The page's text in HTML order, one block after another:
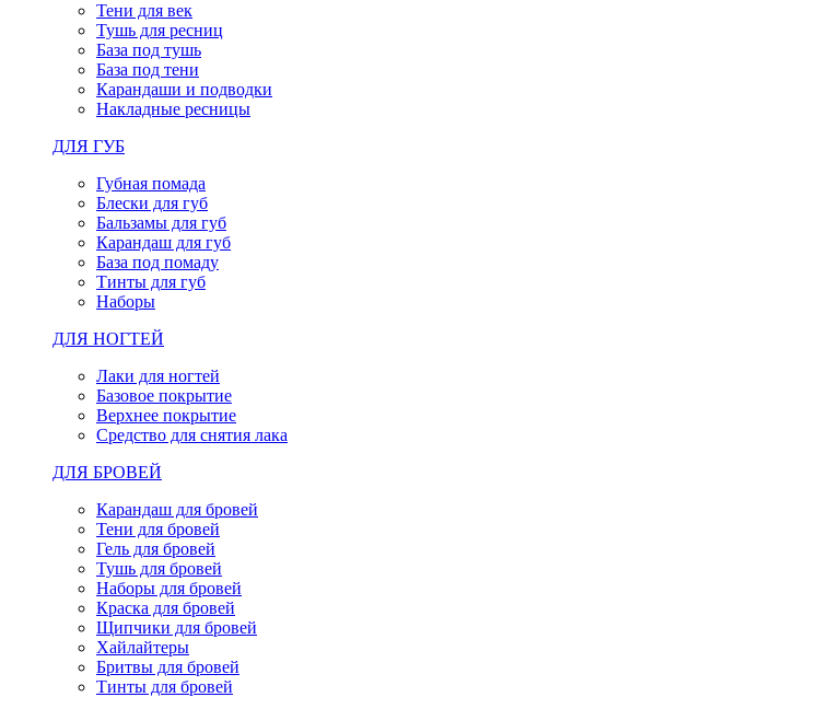
Тени для век
Тушь для ресниц
База под тушь
База под тени
Карандаши и подводки
Накладные ресницы
ДЛЯ ГУБ
Губная помада
Блески для губ
Бальзамы для губ
Карандаш для губ
База под помаду
Тинты для губ
Наборы
ДЛЯ НОГТЕЙ
Лаки для ногтей
Базовое покрытие
Верхнее покрытие
Средство для снятия лака
ДЛЯ БРОВЕЙ
Карандаш для бровей
Тени для бровей
Гель для бровей
Тушь для бровей
Наборы для бровей
Краска для бровей
Щипчики для бровей
Хайлайтеры
Бритвы для бровей
Тинты для бровей